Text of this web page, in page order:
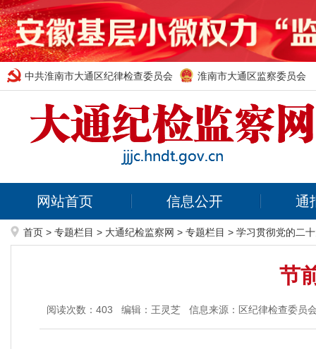
中共淮南市大通区纪律检查委员会 淮南市大通区监察委员会
网站首页 信息公开 通
首页 > 专题栏目 > 大通纪检监察网 > 专题栏目 > 学习贯彻党的二
节
阅读次数： 403 编辑：王灵芝 信息来源：区纪律检查委员